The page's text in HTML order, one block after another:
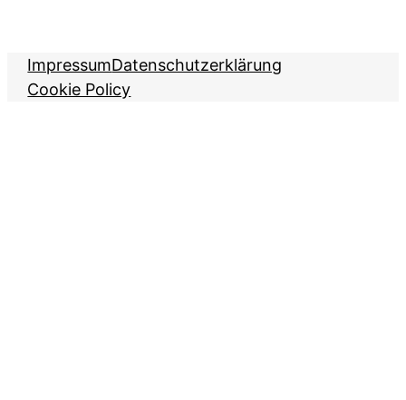
ImpressumDatenschutzerklärung
Cookie Policy